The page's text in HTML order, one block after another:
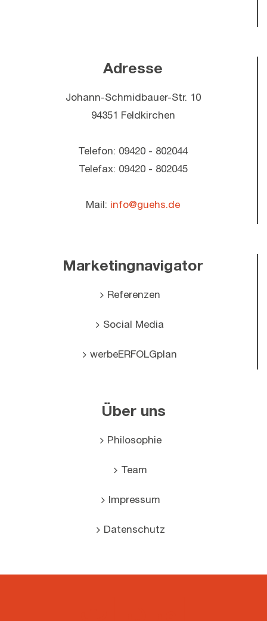
Adresse
Johann-Schmidbauer-Str. 10
94351 Feldkirchen
Telefon: 09420 - 802044
Telefax: 09420 - 802045
Mail: info@guehs.de
Marketingnavigator
Referenzen
Social Media
werbeERFOLGplan
Über uns
Philosophie
Team
Impressum
Datenschutz